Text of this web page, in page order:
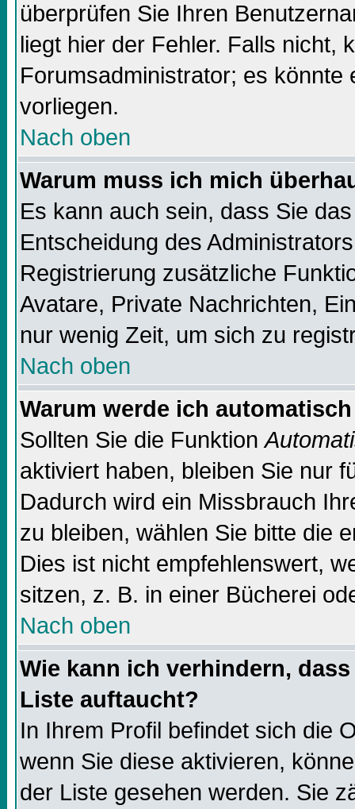
überprüfen Sie Ihren
liegt hier der Fehler. Falls nicht,
Forumsadministrator; es
vorliegen.
Nach oben
Warum muss ich mich
Es kann auch sein, dass Sie
Entscheidung des
Registrierung zusätzliche
Avatare, Private Nachrichten,
nur wenig Zeit, um sich zu
Nach oben
Warum werde ich
Sollten Sie die Funktion
aktiviert haben, bleiben Sie nur
Dadurch wird ein Missbrauch
zu bleiben, wählen Sie bitte die
Dies ist nicht empfehlenswert,
sitzen, z. B. in einer Bücherei
Nach oben
Wie kann ich verhindern,
Liste auftaucht?
In Ihrem Profil befindet sich die
wenn Sie diese aktivieren,
der Liste gesehen werden. Sie